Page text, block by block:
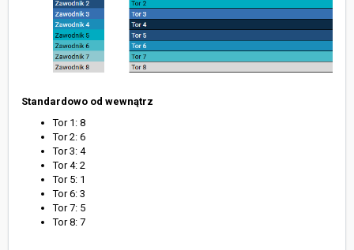
Standardowo od wewnątrz
Tor 1: 8
Tor 2: 6
Tor 3: 4
Tor 4: 2
Tor 5: 1
Tor 6: 3
Tor 7: 5
Tor 8: 7